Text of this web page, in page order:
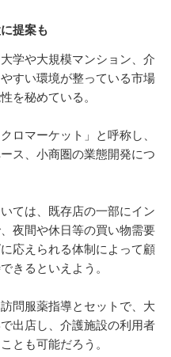
提案も
学や大規模マンション、介
すい環境が整っている市場
を秘めている。
ロマーケット」と呼称し、
ス、小商圏の業態開発につ
ては、既存店の一部にイン
夜間や休日等の買い物需要
応えられる体制によって顧
きるといえよう。
問服薬指導とセットで、大
出店し、介護施設の利用者
とも可能だろう。